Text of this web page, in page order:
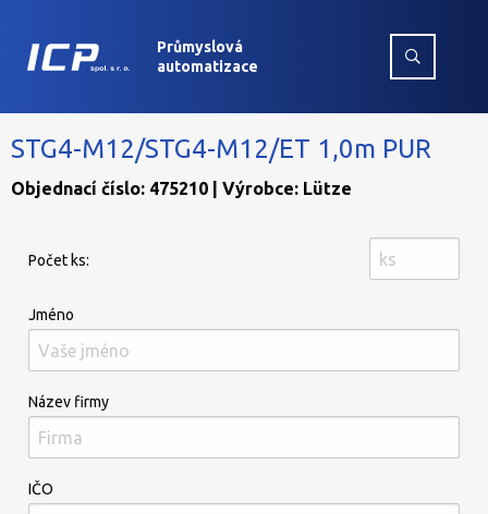
Průmyslová
automatizace
STG4-M12/STG4-M12/ET 1,0m PUR
Objednací číslo: 475210 | Výrobce: Lütze
Počet ks:
Jméno
Název firmy
IČO